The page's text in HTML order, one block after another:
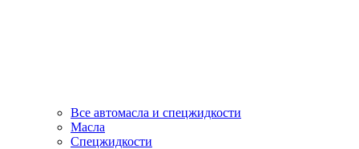
Все автомасла и спецжидкости
Масла
Спецжидкости